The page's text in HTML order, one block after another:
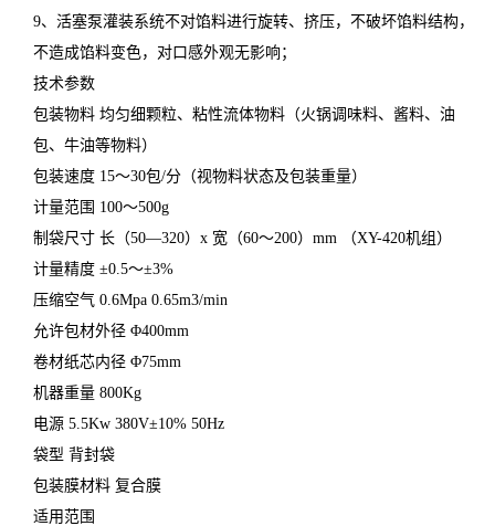
9、活塞泵灌装系统不对馅料进行旋转、挤压，不破坏馅料结构，
不造成馅料变色，对口感外观无影响；
技术参数
包装物料 均匀细颗粒、粘性流体物料（火锅调味料、酱料、油
包、牛油等物料）
包装速度 15～30包/分（视物料状态及包装重量）
计量范围 100～500g
制袋尺寸 长（50—320）x 宽（60～200）mm （XY-420机组）
计量精度 ±0.5～±3%
压缩空气 0.6Mpa 0.65m3/min
允许包材外径 Φ400mm
卷材纸芯内径 Φ75mm
机器重量 800Kg
电源 5.5Kw 380V±10% 50Hz
袋型 背封袋
包装膜材料 复合膜
适用范围